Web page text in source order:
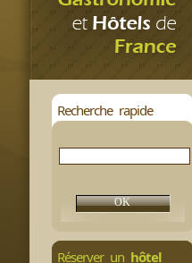
Recherche rapide
Réserver un hôtel